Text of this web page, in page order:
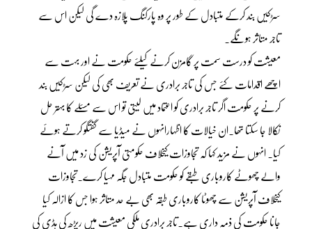
سڑکیں بند کرکے متبادل کے طور پر وہ پارکنگ پلازہ دے گی لیکن اس سے
تاجر متاثر ہونگے۔
معیشت کو درست سمت پر گامزن کرنے کیلئے حکومت نے اور بہت سے
اچھے اقدامات کئے جس کی تاجر برادری نے تعریف بھی کی لیکن سڑکیں بند
کرنے پر حکومت اگر تاجر برادری کو اعتماد میں لیتی تو اس سے مسئلے کا بہتر حل
نکالا جا سکتا تھا۔ان خیالات کا اظہارانہوں نے میڈیا سے گفتگو کرتے ہوئے
کیا۔ انہوں نے مزید کہا کہ تجاوزات کیخلاف حکومتی آپریشن کی زد میں آنے
والے چھوٹے کاروباری طبقے کو حکومت متبادل جگہ مہیا کرے۔تجاوزات
کیخلاف آپریشن سے چھوٹا کاروباری طبقہ بھی بے حد متاثر ہوا جس کا ازالہ کیا
جانا حکومت کی ذمہ داری ہے۔تاجر برادری ملکی معیشت میں ریڑھ کی ہڈی کی